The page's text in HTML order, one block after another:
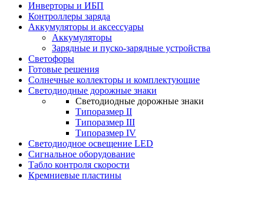
Инверторы и ИБП
Контроллеры заряда
Аккумуляторы и аксессуары
Аккумуляторы
Зарядные и пуско-зарядные устройства
Светофоры
Готовые решения
Солнечные коллекторы и комплектующие
Светодиодные дорожные знаки
Светодиодные дорожные знаки
Типоразмер II
Типоразмер III
Типоразмер IV
Светодиодное освещение LED
Сигнальное оборудование
Табло контроля скорости
Кремниевые пластины